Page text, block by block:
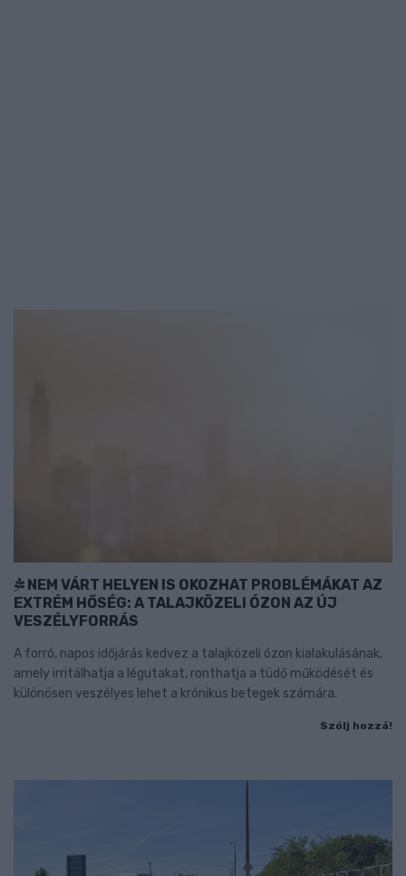
NEM VÁRT HELYEN IS OKOZHAT PROBLÉMÁKAT AZ
EXTRÉM HŐSÉG: A TALAJKÖZELI ÓZON AZ ÚJ
VESZÉLYFORRÁS
A forró, napos időjárás kedvez a talajközeli ózon kialakulásának,
amely irritálhatja a légutakat, ronthatja a tüdő működését és
különösen veszélyes lehet a krónikus betegek számára.
Szólj hozzá!